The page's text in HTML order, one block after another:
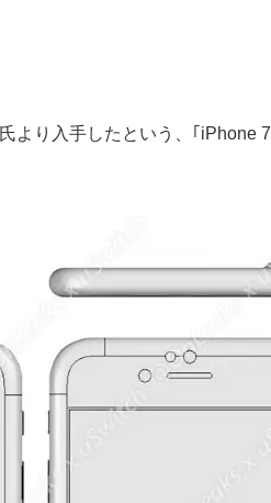
氏より入手したという、｢iPhone